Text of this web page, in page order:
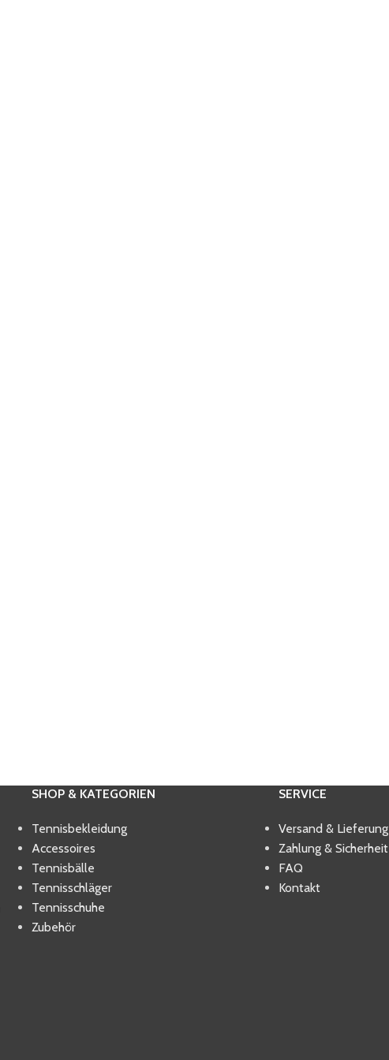
SHOP & KATEGORIEN
Tennisbekleidung
Accessoires
Tennisbälle
Tennisschläger
Tennisschuhe
Zubehör
SERVICE
Versand & Lieferung
Zahlung & Sicherheit
FAQ
Kontakt